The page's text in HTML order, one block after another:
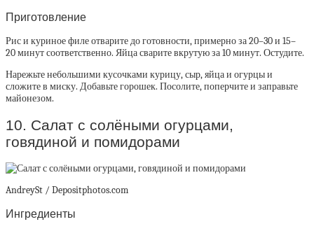
Приготовление
Рис и куриное филе отварите до готовности, примерно за 20–30 и 15–
20 минут соответственно. Яйца сварите вкрутую за 10 минут. Остудите.
Нарежьте небольшими кусочками курицу, сыр, яйца и огурцы и
сложите в миску. Добавьте горошек. Посолите, поперчите и заправьте
майонезом.
10. Салат с солёными огурцами,
говядиной и помидорами
AndreySt / Depositphotos.com
Ингредиенты